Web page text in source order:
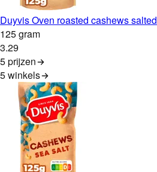
Duyvis Oven roasted cashews salted
125 gram
3.29
5 prijzen
5winkels